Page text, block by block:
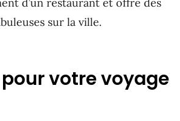
d’un restaurant et offre des
sur la ville.
votre voyage